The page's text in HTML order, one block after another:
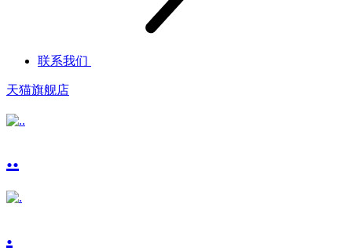
联系我们
天猫旗舰店
..
.